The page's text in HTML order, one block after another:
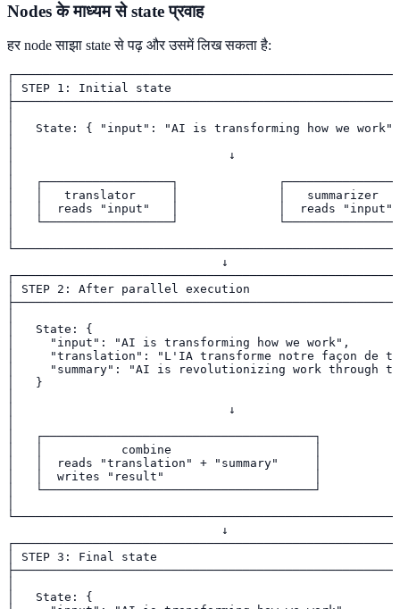
Nodes के माध्यम से state प्रवाह
हर node साझा state से पढ़ और उसमें लिख सकता है:
│ STEP 1: Initial state
│   State: { "input": "AI is transforming how we
│                              ↓
│   ┌──────────────────┐
│   │   translator     │              │
│   │  reads "input"   │              │  reads
│   └──────────────────┘
                              ↓
│ STEP 2: After parallel execution
│   State: {
│     "input": "AI is transforming how we work",
│     "translation": "L'IA transforme notre façon de
│     "summary": "AI is revolutionizing work through
│   }
│                              ↓
│   ┌──────────────────────────────────────┐
│   │           combine                    │
│   │  reads "translation" + "summary"     │
│   │  writes "result"                     │
│   └──────────────────────────────────────┘
                              ↓
│ STEP 3: Final state
│   State: {